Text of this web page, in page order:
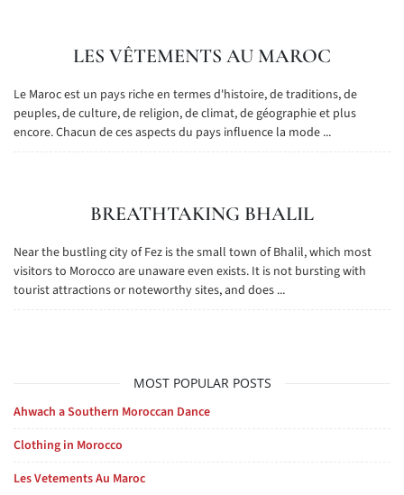
LES VÊTEMENTS AU MAROC
Le Maroc est un pays riche en termes d'histoire, de traditions, de
peuples, de culture, de religion, de climat, de géographie et plus
encore. Chacun de ces aspects du pays influence la mode ...
BREATHTAKING BHALIL
Near the bustling city of Fez is the small town of Bhalil, which most
visitors to Morocco are unaware even exists. It is not bursting with
tourist attractions or noteworthy sites, and does ...
MOST POPULAR POSTS
Ahwach a Southern Moroccan Dance
Clothing in Morocco
Les Vetements Au Maroc